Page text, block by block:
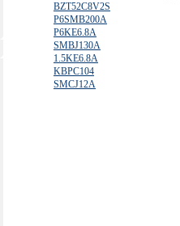
BZT52C8V2S
P6SMB200A
P6KE6.8A
SMBJ130A
1.5KE6.8A
KBPC104
SMCJ12A